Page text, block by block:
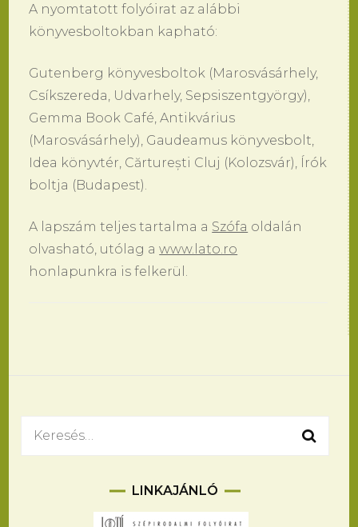
A nyomtatott folyóirat az alábbi
könyvesboltokban kapható:
Gutenberg könyvesboltok (Marosvásárhely,
Csíkszereda, Udvarhely, Sepsiszentgyörgy),
Gemma Book Café, Antikvárius
(Marosvásárhely), Gaudeamus könyvesbolt,
Idea könyvtér, Cărturești Cluj (Kolozsvár), Írók
boltja (Budapest).
A lapszám teljes tartalma a Szófa oldalán
olvasható, utólag awww.lato.ro
honlapunkra is felkerül.
Keresés:
LINKAJÁNLÓ